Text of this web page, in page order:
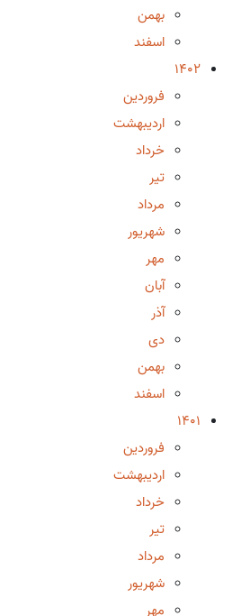
بهمن
اسفند
1402
فروردین
اردیبهشت
خرداد
تیر
مرداد
شهریور
مهر
آبان
آذر
دی
بهمن
اسفند
1401
فروردین
اردیبهشت
خرداد
تیر
مرداد
شهریور
مهر